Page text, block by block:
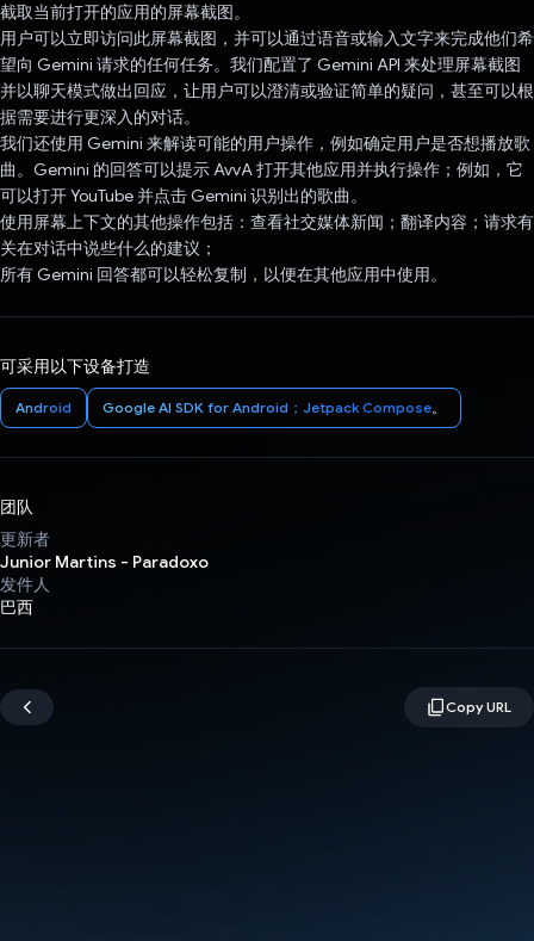
截取当前打开的应用的屏幕截图。
用户可以立即访问此屏幕截图，并可以通过语音或输入文字来完成他们希
望向 Gemini 请求的任何任务。我们配置了 Gemini API 来处理屏幕截图
并以聊天模式做出回应，让用户可以澄清或验证简单的疑问，甚至可以根
据需要进行更深入的对话。
我们还使用 Gemini 来解读可能的用户操作，例如确定用户是否想播放歌
曲。Gemini 的回答可以提示 AvvA 打开其他应用并执行操作；例如，它
可以打开 YouTube 并点击 Gemini 识别出的歌曲。
使用屏幕上下文的其他操作包括：查看社交媒体新闻；翻译内容；请求有
关在对话中说些什么的建议；
所有 Gemini 回答都可以轻松复制，以便在其他应用中使用。
可采用以下设备打造
Android Google AI SDK for Android；Jetpack Compose。
团队
更新者
Junior Martins - Paradoxo
发件人
巴西